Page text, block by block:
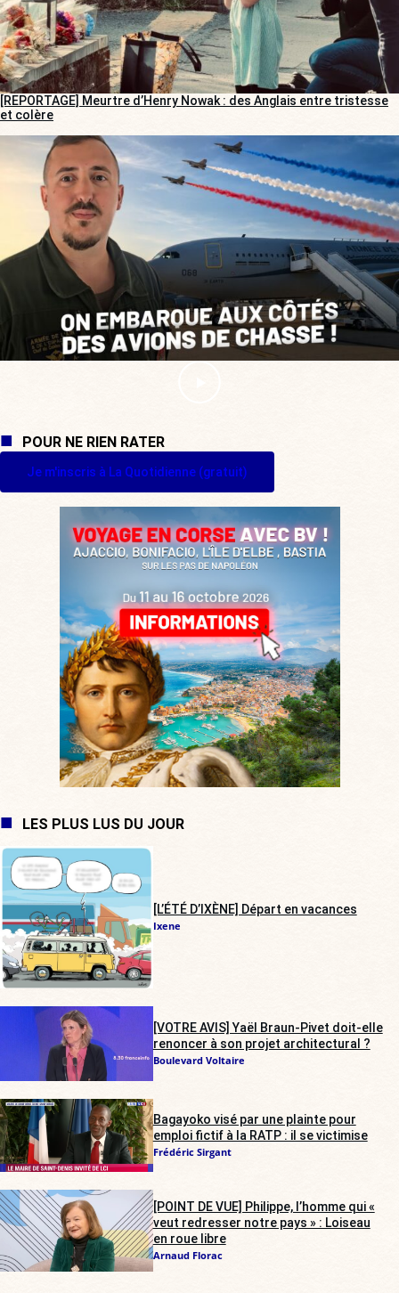
[REPORTAGE] Meurtre d’Henry Nowak : des Anglais entre tristesse
et colère
POUR NE RIEN RATER
Je m'inscris à La Quotidienne (gratuit)
LES PLUS LUS DU JOUR
[L’ÉTÉ D’IXÈNE] Départ en vacances
Ixene
[VOTRE AVIS] Yaël Braun-Pivet doit-elle
renoncer à son projet architectural ?
Boulevard Voltaire
Bagayoko visé par une plainte pour
emploi fictif à la RATP : il se victimise
Frédéric Sirgant
[POINT DE VUE] Philippe, l’homme qui «
veut redresser notre pays » : Loiseau
en roue libre
Arnaud Florac